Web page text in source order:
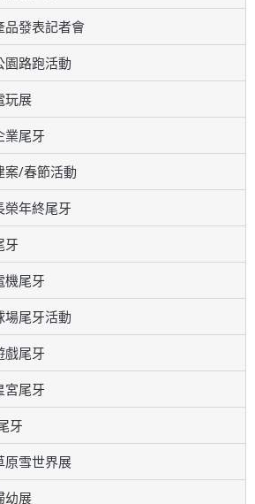
發表記者會
路跑活動
玩展
業尾牙
/春節活動
年終尾牙
牙
機尾牙
尾牙活動
戲尾牙
宮尾牙
牙
雪世界展
幼展